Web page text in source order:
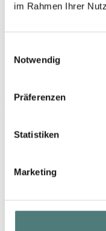
im Rahmen Ihrer
Notwendig
Präferenzen
Statistiken
Marketing
Active Substance- &